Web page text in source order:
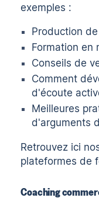
exemples :
Production
Formation en
Conseils de
Comment
d'écoute
Meilleures
d'arguments
Retrouvez ici
plateformes de
Coaching